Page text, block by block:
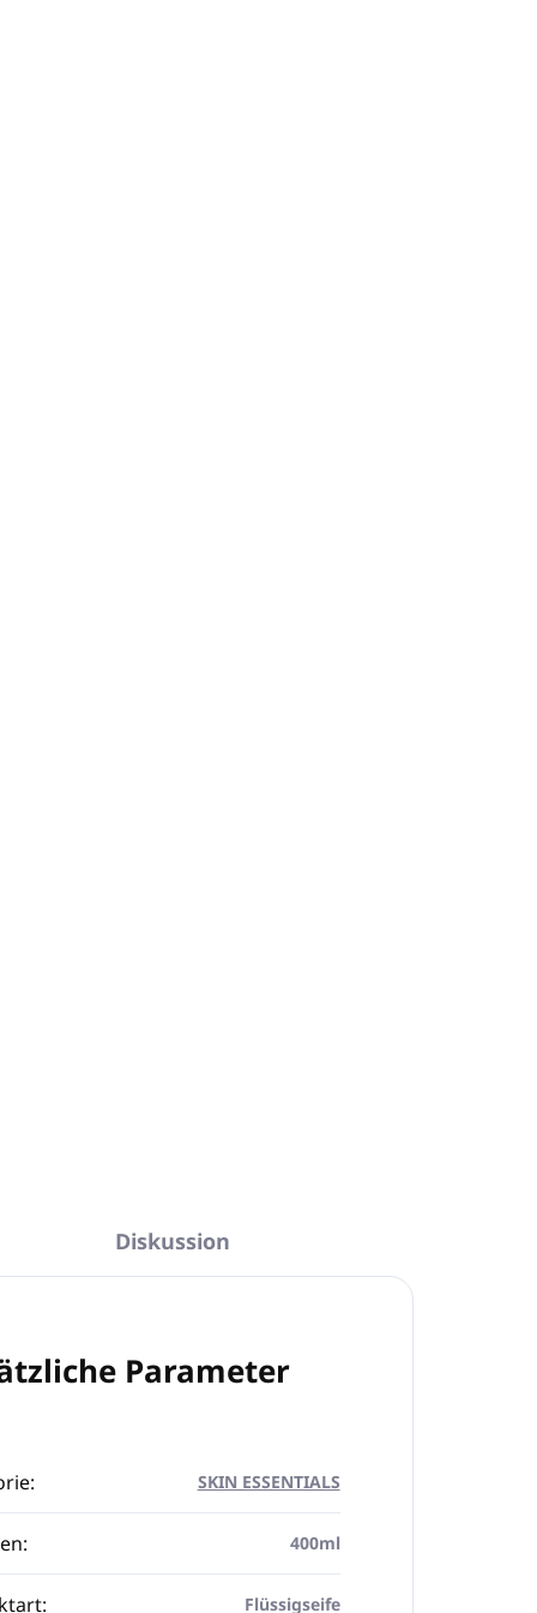
Diskussion
Parameter
: SKIN ESSENTIALS
: 400ml
: Flüssigseife